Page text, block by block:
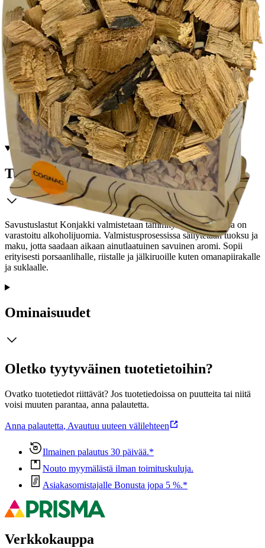
Postin pakettiautomaattiin tai
palvelupisteeseen!
Etu ei koske Suuri‑lisäpalvelulla toimitettavia tuotteita.
Tarkista myymäläsaatavuus
Tuotekuvaus
Savustuslastut Konjakki valmistetaan tammitynnyreistä, joissa on
varastoitu alkoholijuomia. Valmistusprosessissa säilytetään tuoksu ja
maku, jotta saadaan aikaan ainutlaatuinen savuinen aromi. Sopii
erityisesti porsaanlihalle, riistalle ja jälkiruoille kuten omanapiirakalle
ja suklaalle.
Ominaisuudet
Oletko tyytyväinen tuotetietoihin?
Ovatko tuotetiedot riittävät? Jos tuotetiedoissa on puutteita tai niitä
voisi muuten parantaa, anna palautetta.
Anna palautetta, Avautuu uuteen välilehteen
Ilmainen palautus 30 päivää.*
Nouto myymälästä ilman toimituskuluja.
Asiakasomistajalle Bonusta jopa 5 %.*
Verkkokauppa